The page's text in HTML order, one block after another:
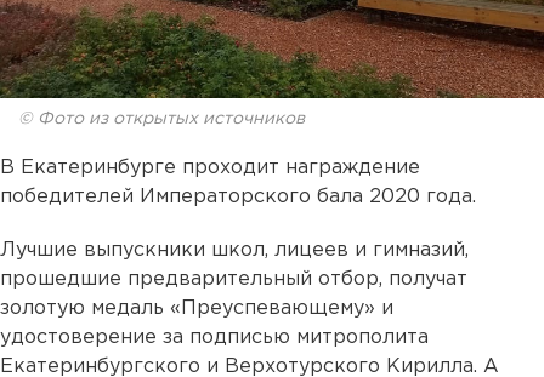
© Фото из открытых источников
В Екатеринбурге проходит награждение
победителей Императорского бала 2020 года.
Лучшие выпускники школ, лицеев и гимназий,
прошедшие предварительный отбор, получат
золотую медаль «Преуспевающему» и
удостоверение за подписью митрополита
Екатеринбургского и Верхотурского Кирилла. А